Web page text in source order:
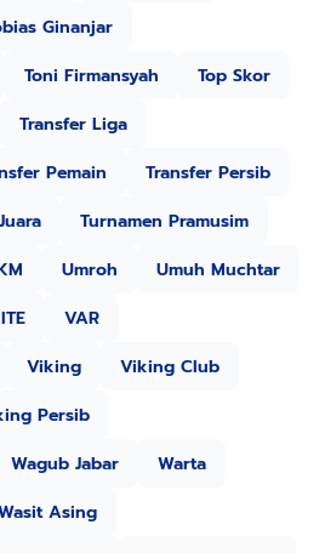
Ginanjar
Toni Firmansyah
Top Skor
Transfer Liga
Pemain
Transfer Persib
Turnamen Pramusim
Umroh
Umuh Muchtar
VAR
Viking
Viking Club
Persib
Wagub Jabar
Warta
Asing